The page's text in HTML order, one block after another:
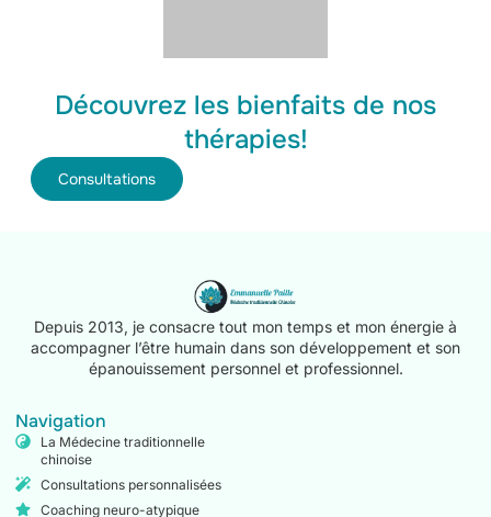
Découvrez les bienfaits de nos
thérapies!
Consultations
Depuis 2013, je consacre tout mon temps et mon énergie à
accompagner l’être humain dans son développement et son
épanouissement personnel et professionnel.
Navigation
La Médecine traditionnelle
chinoise
Consultations personnalisées
Coaching neuro-atypique